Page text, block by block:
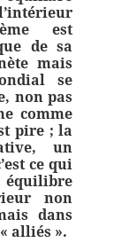
est
de sa
mais
se
non pas
comme
pire ; la
un
ce qui
non
dans
alliés ».